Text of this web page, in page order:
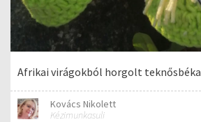
Afrikai virágokból horgolt teknősbéka
Kovács Nikolett
Kézimunkasuli